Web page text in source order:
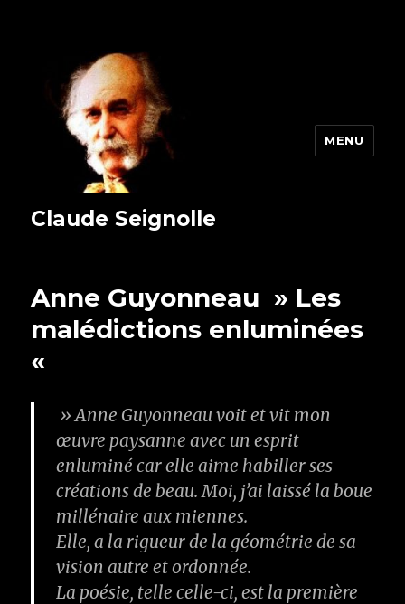
Claude Seignolle
MENU
Anne Guyonneau » Les
malédictions enluminées
«
» Anne Guyonneau voit et vit mon
œuvre paysanne avec un esprit
enluminé car elle aime habiller ses
créations de beau. Moi, j’ai laissé la boue
millénaire aux miennes.
Elle, a la rigueur de la géométrie de sa
vision autre et ordonnée.
La poésie, telle celle-ci, est la première